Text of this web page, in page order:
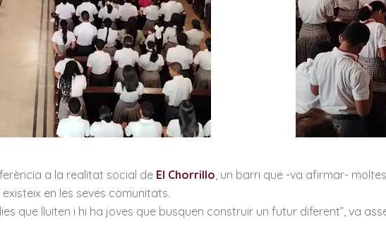
a la realitat social de El Chorrillo, un barri que -va afirmar-
existeix en les seves comunitats.
que lluiten i hi ha joves que busquen construir un futur diferent”, va